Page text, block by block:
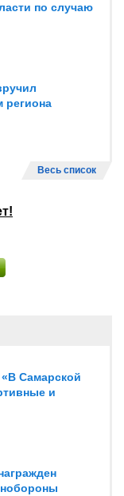
по случаю
региона
Весь список
Самарской
и